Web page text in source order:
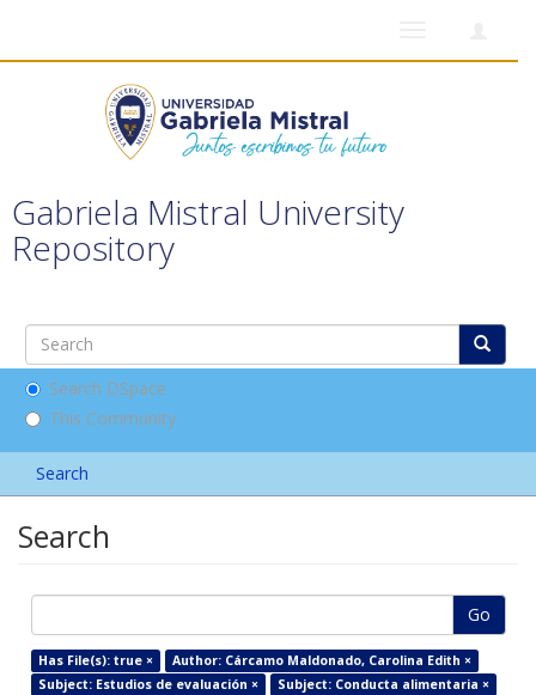
Gabriela Mistral University
Repository
Search DSpace
This Community
Search
Search
Go
Has File(s): true ×
Author: Cárcamo Maldonado, Carolina Edith ×
Subject: Estudios de evaluación ×
Subject: Conducta alimentaria ×